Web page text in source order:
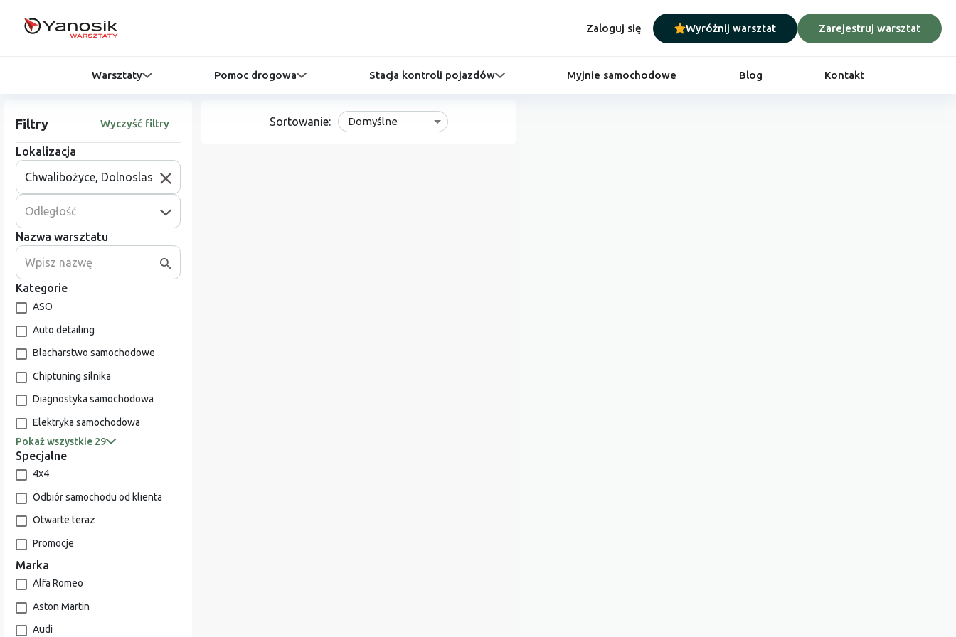
Zaloguj się Wyróżnij warsztat Zarejestruj warsztat
Warsztaty Pomoc drogowa Stacja kontroli pojazdów Myjnie samochodowe Blog Kontakt
Filtry Wyczyść filtry
Lokalizacja
Odległość
Nazwa warsztatu
Kategorie
ASO
Auto detailing
Blacharstwo samochodowe
Chiptuning silnika
Diagnostyka samochodowa
Elektryka samochodowa
Pokaż wszystkie 29
Specjalne
4x4
Odbiór samochodu od klienta
Otwarte teraz
Promocje
Marka
Alfa Romeo
Aston Martin
Audi
Sortowanie: Domyślne